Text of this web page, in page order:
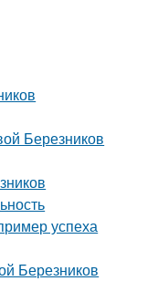
Березников
успеха
Березников